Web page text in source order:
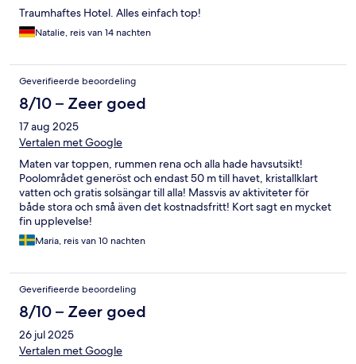
Traumhaftes Hotel. Alles einfach top!
Natalie, reis van 14 nachten
Geverifieerde beoordeling
8/10 – Zeer goed
17 aug 2025
Vertalen met Google
Maten var toppen, rummen rena och alla hade havsutsikt!
Poolområdet generöst och endast 50 m till havet, kristallklart
vatten och gratis solsängar till alla! Massvis av aktiviteter för
både stora och små även det kostnadsfritt! Kort sagt en mycket
fin upplevelse!
Maria, reis van 10 nachten
Geverifieerde beoordeling
8/10 – Zeer goed
26 jul 2025
Vertalen met Google